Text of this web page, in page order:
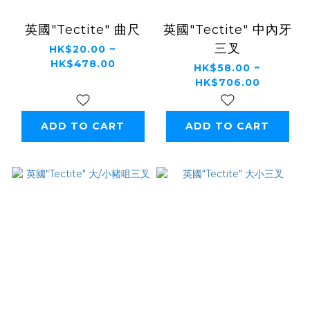
英國"Tectite" 曲尺
HK$20.00 ~
HK$478.00
ADD TO CART
英國"Tectite" 中內牙
三叉
HK$58.00 ~
HK$706.00
ADD TO CART